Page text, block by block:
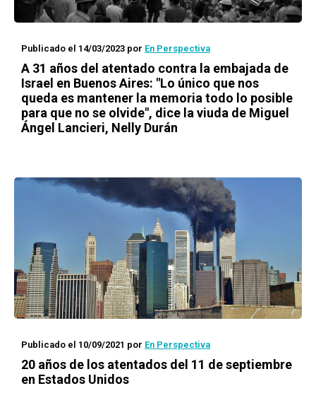
Publicado el 14/03/2023 por En Perspectiva
A 31 años del atentado contra la embajada de
Israel en Buenos Aires: "Lo único que nos
queda es mantener la memoria todo lo posible
para que no se olvide", dice la viuda de Miguel
Ángel Lancieri, Nelly Durán
Publicado el 10/09/2021 por En Perspectiva
20 años de los atentados del 11 de septiembre
en Estados Unidos